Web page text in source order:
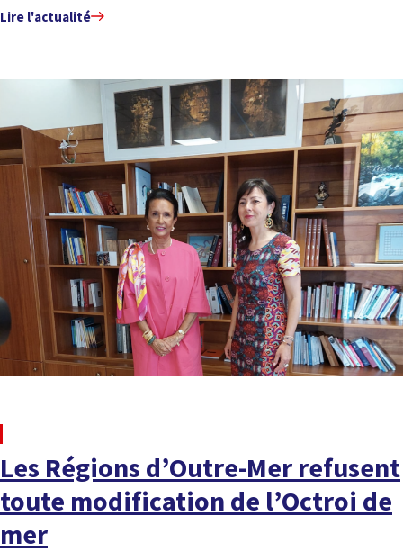
Lire l'actualité
Les Régions d’Outre-Mer refusent
toute modification de l’Octroi de
mer